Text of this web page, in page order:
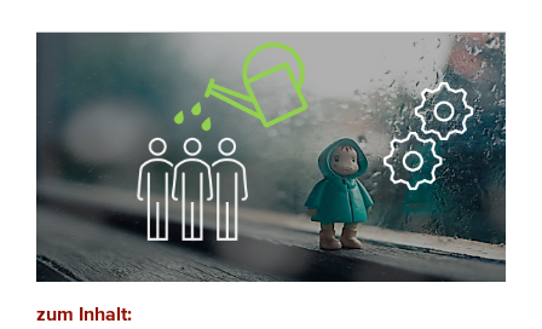
zum Inhalt: